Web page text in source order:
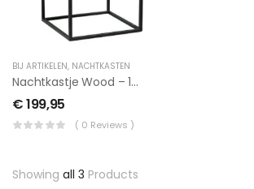
BIJ ARTIKELEN, NACHTKASTEN
Nachtkastje Wood – 1 Lade
€199,95
( 0 Reviews )
Showing all 3 Products